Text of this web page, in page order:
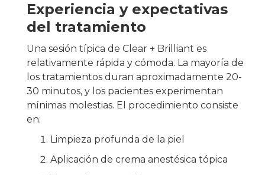
Experiencia y expectativas
del tratamiento
Una sesión típica de Clear + Brilliant es
relativamente rápida y cómoda. La mayoría de
los tratamientos duran aproximadamente 20-
30 minutos, y los pacientes experimentan
mínimas molestias. El procedimiento consiste
en:
Limpieza profunda de la piel
Aplicación de crema anestésica tópica